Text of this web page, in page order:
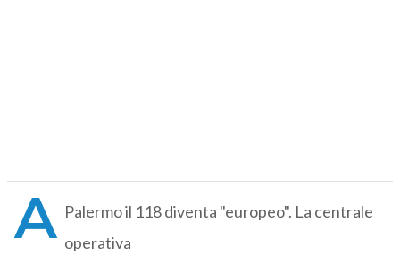
A Palermo il 118 diventa "europeo". La centrale
operativa